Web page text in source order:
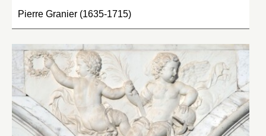
Pierre Granier (1635-1715)